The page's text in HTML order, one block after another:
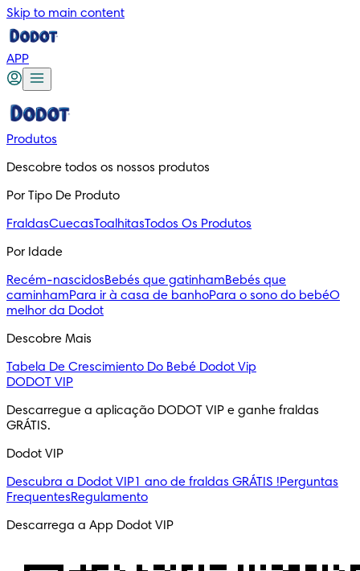
Skip to main content
APP
Produtos
Descobre todos os nossos produtos
Por Tipo De Produto
FraldasCuecasToalhitasTodos Os Produtos
Por Idade
Recém-nascidosBebés que gatinhamBebés que
caminhamPara ir à casa de banhoPara o sono do bebéO
melhor da Dodot
Descobre Mais
Tabela De Crescimiento Do Bebé Dodot Vip
DODOT VIP
Descarregue a aplicação DODOT VIP e ganhe fraldas
GRÁTIS.
Dodot VIP
Descubra a Dodot VIP1 ano de fraldas GRÁTIS !Perguntas
FrequentesRegulamento
Descarrega a App Dodot VIP